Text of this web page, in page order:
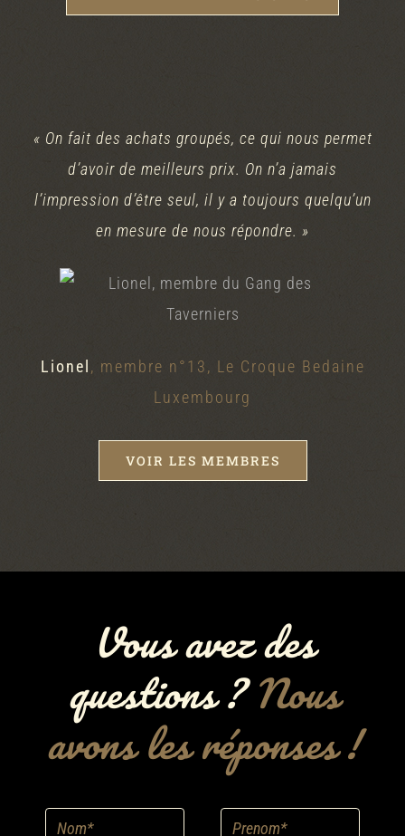
« On fait des achats groupés, ce qui nous permet
d’avoir de meilleurs prix. On n’a jamais
l’impression d’être seul, il y a toujours quelqu’un
en mesure de nous répondre. »
Lionel , membre n°13, Le Croque Bedaine
Luxembourg
VOIR LES MEMBRES
Vous avez des
questions ? Nous
avons les réponses !